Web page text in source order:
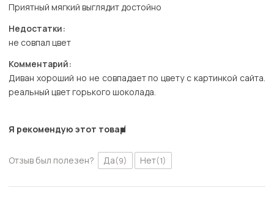
Приятный мягкий выглядит достойно
Недостатки:
не совпал цвет
Комментарий:
Диван хороший но не совпадает по цвету с картинкой сайта.
реальный цвет горького шоколада.
Я рекомендую этот товар
Отзыв был полезен? Да(9) Нет(1)